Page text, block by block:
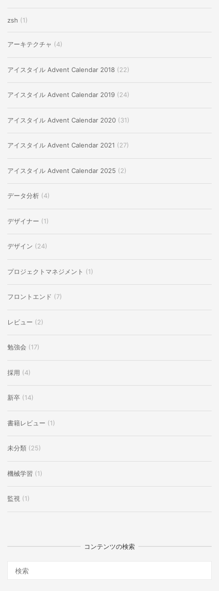
zsh (1)
アーキテクチャ (4)
アイスタイル Advent Calendar 2018 (22)
アイスタイル Advent Calendar 2019 (24)
アイスタイル Advent Calendar 2020 (31)
アイスタイル Advent Calendar 2021 (27)
アイスタイル Advent Calendar 2025 (2)
データ分析 (4)
デザイナー (1)
デザイン (24)
プロジェクトマネジメント (1)
フロントエンド (7)
レビュー (2)
勉強会 (17)
採用 (4)
新卒 (14)
書籍レビュー (1)
未分類 (25)
機械学習 (1)
監視 (1)
コンテンツの検索